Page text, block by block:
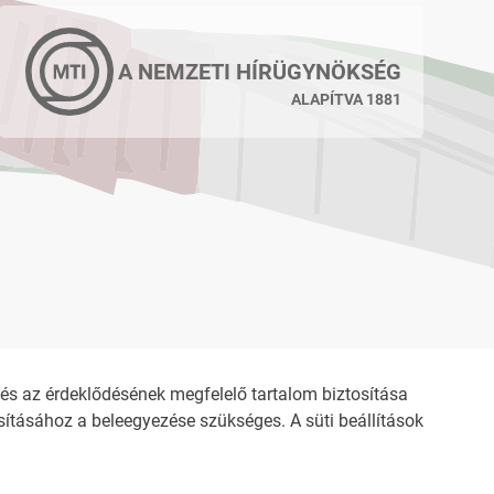
az érdeklődésének megfelelő tartalom biztosítása
a beleegyezése szükséges. A süti beállítások
A NEMZETI HÍRÜGYNÖKSÉG
ALAPÍTVA 1881